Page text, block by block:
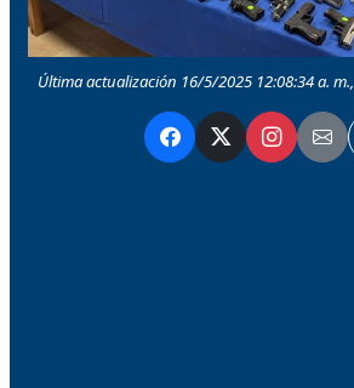
Última actualización 16/5/2025 12:08:34 a. m.,